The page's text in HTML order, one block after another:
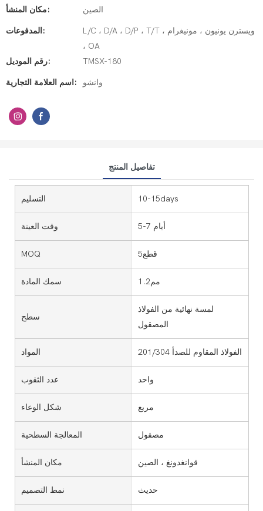
مكان المنشأ: الصين
المدفوعات:
L/C ، D/A ، D/P ، T/T ، ويسترن يونيون ، مونيغرام
، OA
رقم الموديل:
TMSX-180
اسم العلامة التجارية: وانشو
تفاصيل المنتج
التسليم 10-15days
وقت العينة 5-7 أيام
MOQ قطع5
سمك المادة مم1.2
سطح
لمسة نهائية من الفولاذ
المصقول
المواد الفولاذ المقاوم للصدأ 201/304
عدد الثقوب واحد
شكل الوعاء مربع
المعالجة السطحية مصقول
مكان المنشأ قوانغدونغ ، الصين
نمط التصميم حديث